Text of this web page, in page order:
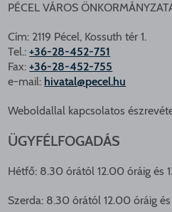
PÉCEL VÁROS
Cím: 2119 Pécel, Kossuth tér 1.
Tel.:+36-28-452-751
Fax:+36-28-452-755
e-mail: hivatal@pecel.hu
Weboldallal kapcsolatos
ÜGYFÉLFOGADÁS
Hétfő: 8.30 órától 12.00 óráig és
Szerda: 8.30 órától 12.00 óráig